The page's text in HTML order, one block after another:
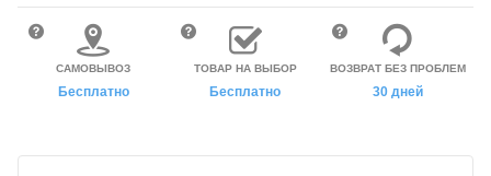
САМОВЫВОЗ
Бесплатно
ТОВАР НА ВЫБОР
Бесплатно
ВОЗВРАТ БЕЗ ПРОБЛЕМ
30 дней